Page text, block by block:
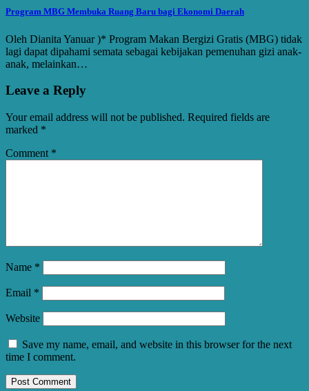
Program MBG Membuka Ruang Baru bagi Ekonomi Daerah
Oleh Dianita Yanuar )* Program Makan Bergizi Gratis (MBG) tidak
lagi dapat dipahami semata sebagai kebijakan pemenuhan gizi anak-
anak, melainkan…
Leave a Reply
Your email address will not be published. Required fields are
marked *
Comment *
Name *
Email *
Website
Save my name, email, and website in this browser for the next
time I comment.